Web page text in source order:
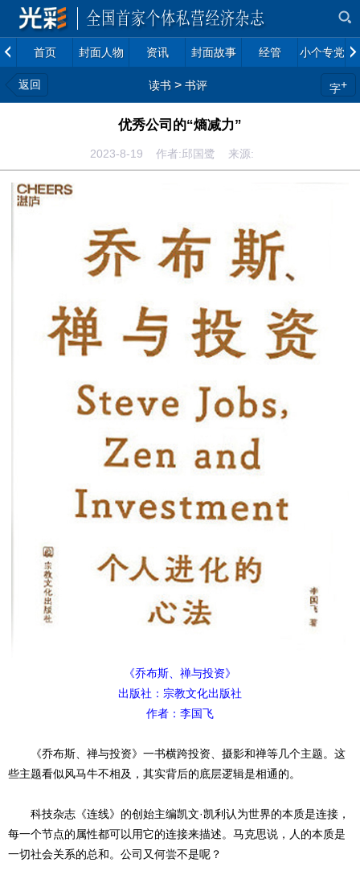
首页 封面人物 资讯 封面故事 经管 小个专党建
返回 读书 > 书评 字+
优秀公司的“熵减力”
2023-8-19 作者:邱国鹭 来源:
《乔布斯、禅与投资》
出版社：宗教文化出版社
作者：李国飞
《乔布斯、禅与投资》一书横跨投资、摄影和禅等几个主题。这
些主题看似风马牛不相及，其实背后的底层逻辑是相通的。
科技杂志《连线》的创始主编凯文·凯利认为世界的本质是连接，
每一个节点的属性都可以用它的连接来描述。马克思说，人的本质是
一切社会关系的总和。公司又何尝不是呢？